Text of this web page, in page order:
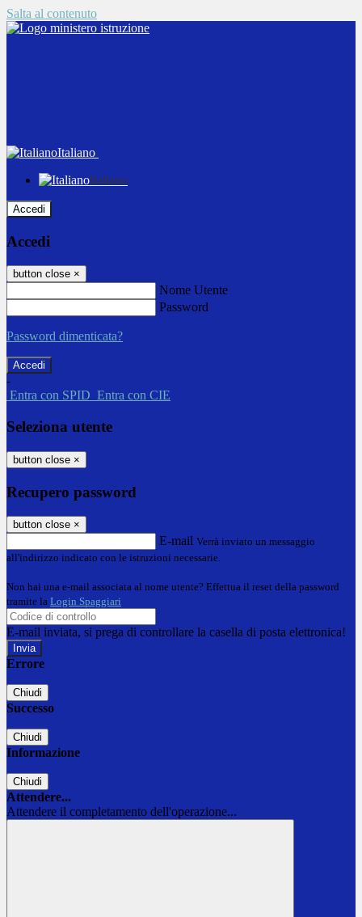
Salta al contenuto
Italiano
Italiano
Accedi
Accedi
button close ×
Nome Utente
Password
Password dimenticata?
-
Entra con SPID Entra con CIE
Seleziona utente
button close ×
Recupero password
button close ×
E-mail Verrà inviato un messaggio
all'indirizzo indicato con le istruzioni necessarie.
Non hai una e-mail associata al nome utente? Effettua il reset della password
tramite la Login Spaggiari
E-mail inviata, si prega di controllare la casella di posta elettronica!
Errore
Chiudi
Successo
Chiudi
Informazione
Chiudi
Attendere...
Attendere il completamento dell'operazione...